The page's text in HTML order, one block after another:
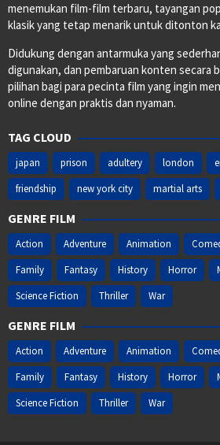
menemukan film-film terbaru, tayangan
klasik yang tetap menarik untuk ditonton
Didukung dengan antarmuka yang
digunakan, dan pembaruan konten secara
pilihan bagi para pecinta film yang ingin
online dengan praktis dan nyaman.
TAG CLOUD
japan prison adultery london
friendship
new york city martial arts
GENRE FILM
Action Adventure Animation
Family
Fantasy History Horror
Science Fiction
Thriller War
GENRE FILM
Action Adventure Animation
Family
Fantasy History Horror
Science Fiction
Thriller War